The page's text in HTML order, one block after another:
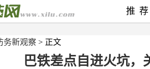
务新观察 > 正文
巴铁差点自进火坑，
推荐